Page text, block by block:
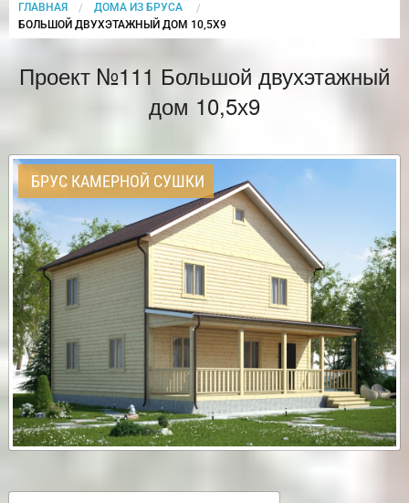
ГЛАВНАЯ
ДОМА ИЗ БРУСА
CURRENT:
БОЛЬШОЙ ДВУХЭТАЖНЫЙ ДОМ 10,5Х9
Проект №111 Большой двухэтажный
дом 10,5х9
БРУС КАМЕРНОЙ СУШКИ